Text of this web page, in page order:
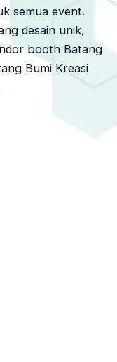
semua event.
desain unik,
booth Batang
Bumi Kreasi